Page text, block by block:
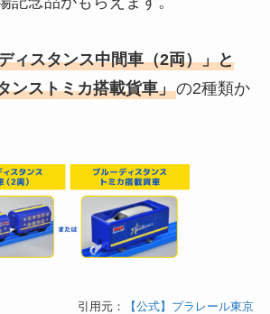
ィスタンス中間車（2両）」と
ンストミカ搭載貨車」の2種類か
引用元： 【公式】プラレール東京